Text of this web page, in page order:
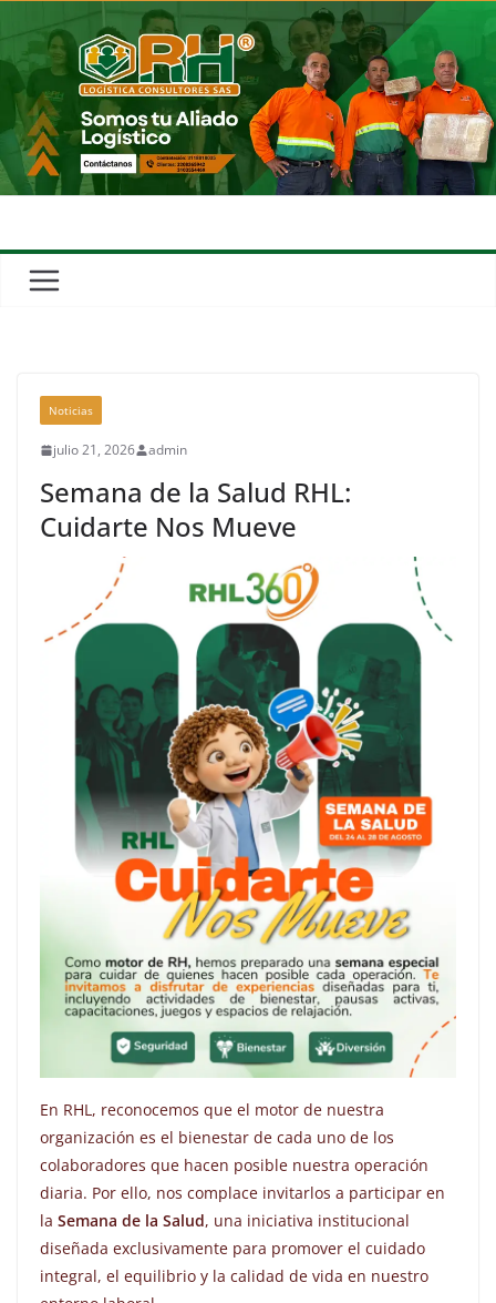
Noticias
julio 21, 2026 admin
Semana de la Salud RHL:
Cuidarte Nos Mueve
En RHL, reconocemos que el motor de nuestra
organización es el bienestar de cada uno de los
colaboradores que hacen posible nuestra operación
diaria. Por ello, nos complace invitarlos a participar en
la Semana de la Salud, una iniciativa institucional
diseñada exclusivamente para promover el cuidado
integral, el equilibrio y la calidad de vida en nuestro